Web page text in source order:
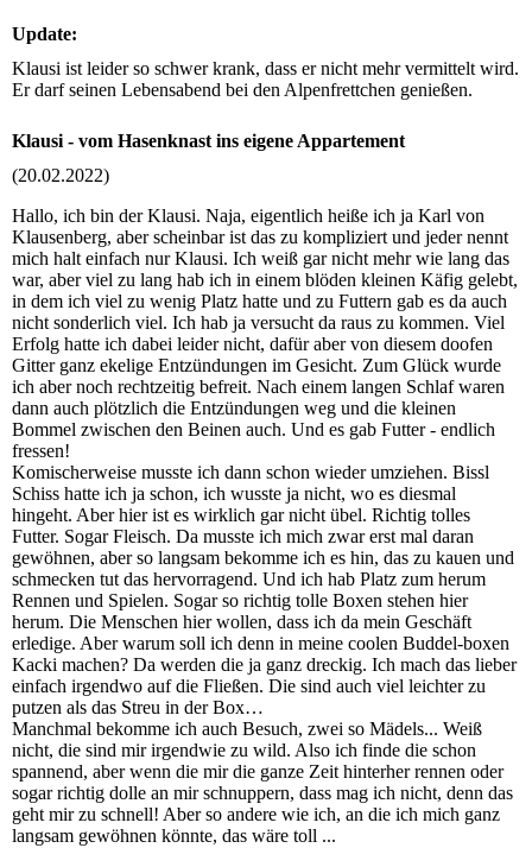
Update:
Klausi ist leider so schwer krank, dass er nicht mehr vermittelt wird.
Er darf seinen Lebensabend bei den Alpenfrettchen genießen.
Klausi - vom Hasenknast ins eigene Appartement
(20.02.2022)
Hallo, ich bin der Klausi. Naja, eigentlich heiße ich ja Karl von
Klausenberg, aber scheinbar ist das zu kompliziert und jeder nennt
mich halt einfach nur Klausi. Ich weiß gar nicht mehr wie lang das
war, aber viel zu lang hab ich in einem blöden kleinen Käfig gelebt,
in dem ich viel zu wenig Platz hatte und zu Futtern gab es da auch
nicht sonderlich viel. Ich hab ja versucht da raus zu kommen. Viel
Erfolg hatte ich dabei leider nicht, dafür aber von diesem doofen
Gitter ganz ekelige Entzündungen im Gesicht. Zum Glück wurde
ich aber noch rechtzeitig befreit. Nach einem langen Schlaf waren
dann auch plötzlich die Entzündungen weg und die kleinen
Bommel zwischen den Beinen auch. Und es gab Futter - endlich
fressen!
Komischerweise musste ich dann schon wieder umziehen. Bissl
Schiss hatte ich ja schon, ich wusste ja nicht, wo es diesmal
hingeht. Aber hier ist es wirklich gar nicht übel. Richtig tolles
Futter. Sogar Fleisch. Da musste ich mich zwar erst mal daran
gewöhnen, aber so langsam bekomme ich es hin, das zu kauen und
schmecken tut das hervorragend. Und ich hab Platz zum herum
Rennen und Spielen. Sogar so richtig tolle Boxen stehen hier
herum. Die Menschen hier wollen, dass ich da mein Geschäft
erledige. Aber warum soll ich denn in meine coolen Buddel-boxen
Kacki machen? Da werden die ja ganz dreckig. Ich mach das lieber
einfach irgendwo auf die Fließen. Die sind auch viel leichter zu
putzen als das Streu in der Box…
Manchmal bekomme ich auch Besuch, zwei so Mädels... Weiß
nicht, die sind mir irgendwie zu wild. Also ich finde die schon
spannend, aber wenn die mir die ganze Zeit hinterher rennen oder
sogar richtig dolle an mir schnuppern, dass mag ich nicht, denn das
geht mir zu schnell! Aber so andere wie ich, an die ich mich ganz
langsam gewöhnen könnte, das wäre toll ...